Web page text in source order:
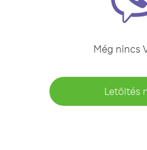
Még nincs
Letöltés